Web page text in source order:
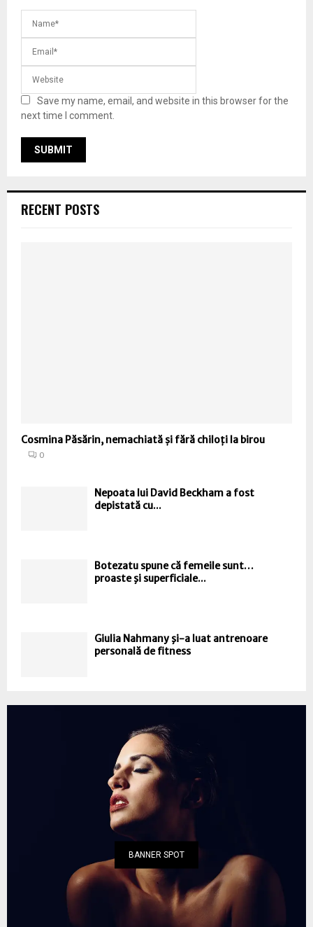
Save my name, email, and website in this browser for the
next time I comment.
RECENT POSTS
Cosmina Păsărin, nemachiată și fără chiloți la birou
0
Nepoata lui David Beckham a fost
depistată cu...
Botezatu spune că femeile sunt…
proaste şi superficiale...
Giulia Nahmany şi-a luat antrenoare
personală de fitness
BANNER SPOT